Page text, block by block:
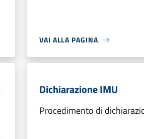
VAI ALLA PAGINA
Dichiarazione IMU
Procedimento di